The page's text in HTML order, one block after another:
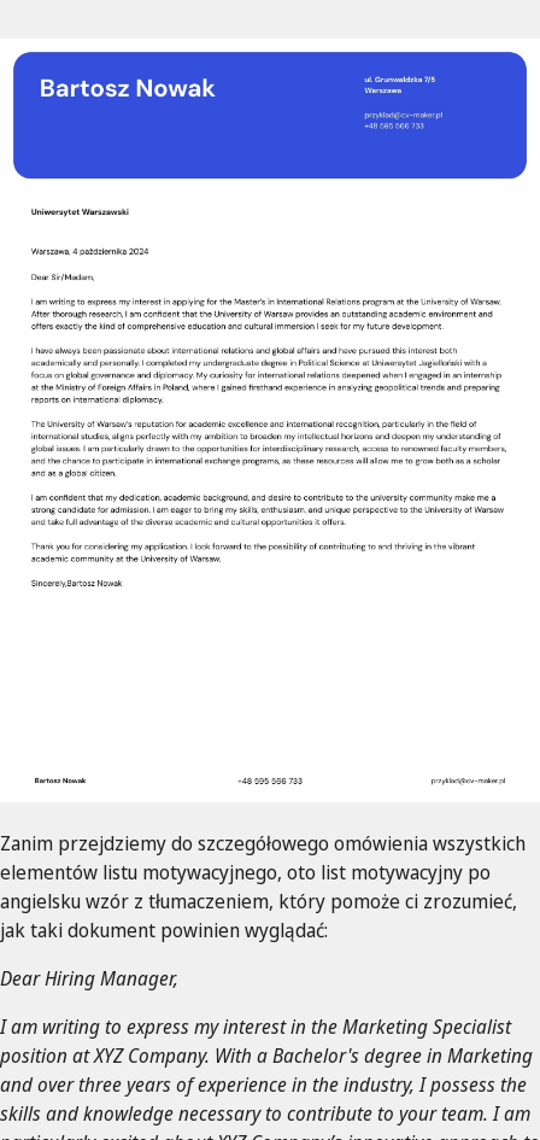
Zanim przejdziemy do szczegółowego omówienia wszystkich
elementów listu motywacyjnego, oto list motywacyjny po
angielsku wzór z tłumaczeniem, który pomoże ci zrozumieć,
jak taki dokument powinien wyglądać:
Dear Hiring Manager,
I am writing to express my interest in the Marketing Specialist
position at XYZ Company. With a Bachelor's degree in Marketing
and over three years of experience in the industry, I possess the
skills and knowledge necessary to contribute to your team. I am